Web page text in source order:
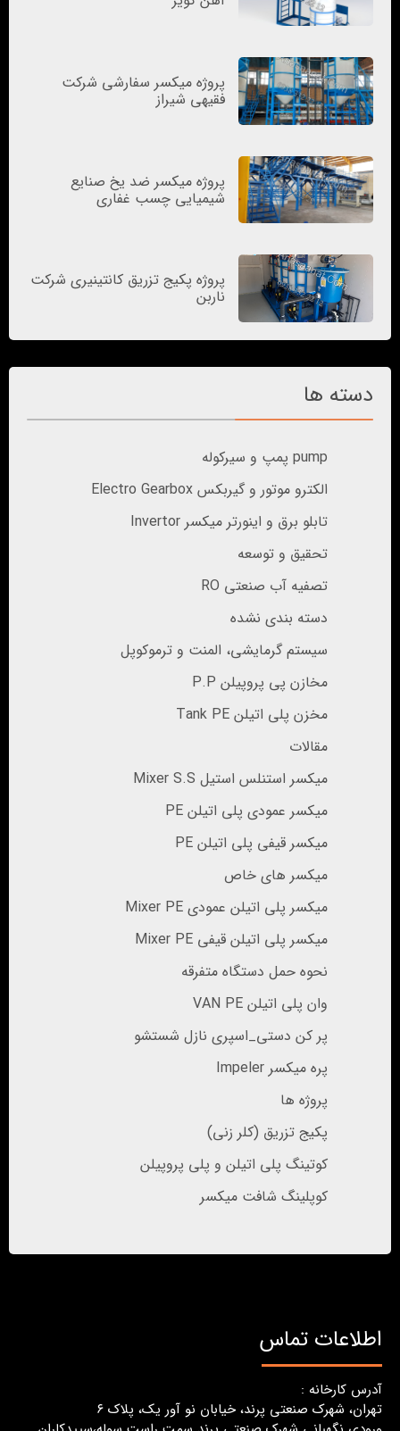
پروژه میکسر سفارشی شرکت
فقیهی شیراز
پروژه میکسر ضد یخ صنایع
شیمیایی چسب غفاری
پروژه پکیج تزریق کانتینیری شرکت
ناربن
دسته ها
pump پمپ و سیرکوله
الکترو موتور و گیربکس Electro Gearbox
تابلو برق و اینورتر میکسر Invertor
تحقیق و توسعه
تصفیه آب صنعتی RO
دسته بندی نشده
سیستم گرمایشی، المنت و ترموکوپل
مخازن پی پروپیلن P.P
مخزن پلی اتیلن Tank PE
مقالات
میکسر استنلس استیل Mixer S.S
میکسر عمودی پلی اتیلن PE
میکسر قیفی پلی اتیلن PE
میکسر های خاص
میکسر پلی اتیلن عمودی Mixer PE
میکسر پلی اتیلن قیفی Mixer PE
نحوه حمل دستگاه متفرقه
وان پلی اتیلن VAN PE
پر کن دستی_اسپری نازل شستشو
پره میکسر Impeler
پروژه ها
پکیج تزریق (کلر زنی)
کوتینگ پلی اتیلن و پلی پروپیلن
کوپلینگ شافت میکسر
اطلاعات تماس
آدرس کارخانه :
تهران، شهرک صنعتی پرند، خیابان نو آور یک، پلاک ٦